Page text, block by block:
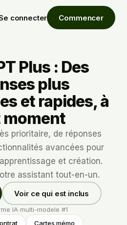
connecter Commencer
Plus : Des
plus
et rapides, à
prioritaire, de réponses
avancées pour
et création.
assistant tout-en-un.
Voir ce qui est inclus
IA multi-modele #1
Cartes mémo